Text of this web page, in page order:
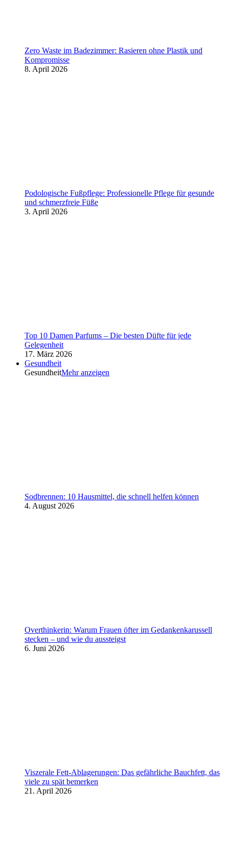
Zero Waste im Badezimmer: Rasieren ohne Plastik und
Kompromisse
8. April 2026
Podologische Fußpflege: Professionelle Pflege für gesunde
und schmerzfreie Füße
3. April 2026
Top 10 Damen Parfums – Die besten Düfte für jede
Gelegenheit
17. März 2026
Gesundheit
GesundheitMehr anzeigen
Sodbrennen: 10 Hausmittel, die schnell helfen können
4. August 2026
Overthinkerin: Warum Frauen öfter im Gedankenkarussell
stecken – und wie du aussteigst
6. Juni 2026
Viszerale Fett-Ablagerungen: Das gefährliche Bauchfett, das
viele zu spät bemerken
21. April 2026